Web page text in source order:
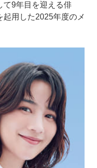
て9年目を迎える俳
用した2025年度のメ